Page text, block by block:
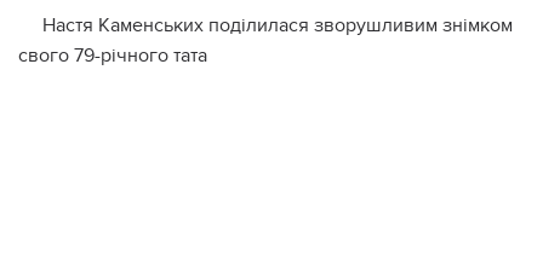
Настя Каменських поділилася зворушливим знімком
свого 79-річного тата